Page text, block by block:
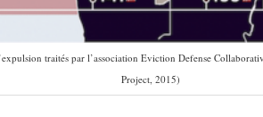
traités par l’association Eviction Defense
Project, 2015)